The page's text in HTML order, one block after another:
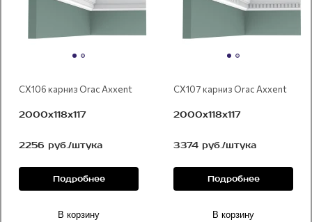
CX106 карниз Orac Axxent
2000x118х117
2256 руб./штука
Подробнее
В корзину
CX107 карниз Orac Axxent
2000x118х117
3374 руб./штука
Подробнее
В корзину